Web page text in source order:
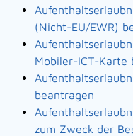
(Nicht-EU/EWR)
Mobiler-ICT-Karte
beantragen
zum Zweck der